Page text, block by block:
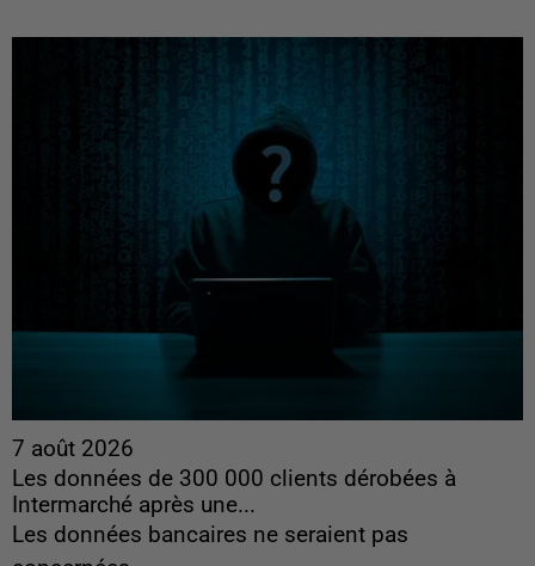
7 août 2026
Les données de 300 000 clients dérobées à
Intermarché après une...
Les données bancaires ne seraient pas